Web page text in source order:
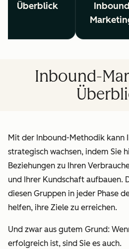
Überblick
Inbound-
Mit der Inbound-Methodik kann
strategisch wachsen, indem Sie
Beziehungen zu Ihren
und Ihrer Kundschaft aufbauen.
diesen Gruppen in jeder Phase
helfen, ihre Ziele zu erreichen.
Und zwar aus gutem Grund:
erfolgreich ist, sind Sie es auch.